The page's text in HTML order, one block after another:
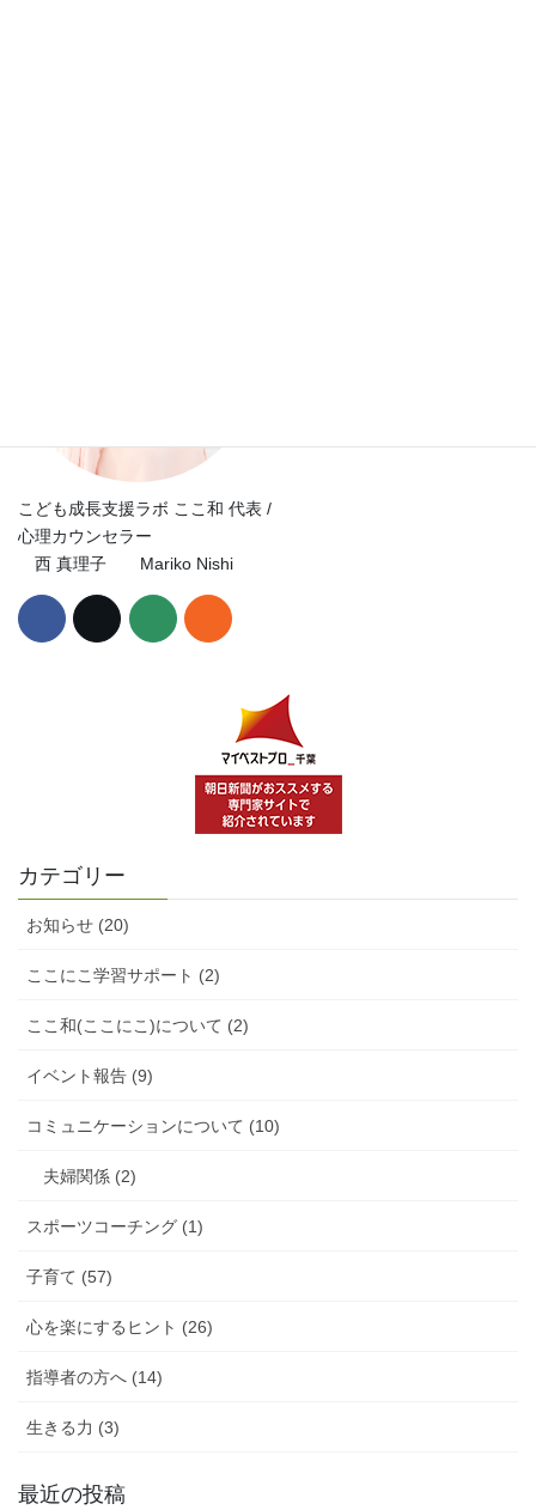
こども成長支援ラボ ここ和 代表 /
心理カウンセラー
西 真理子 Mariko Nishi
カテゴリー
お知らせ (20)
ここにこ学習サポート (2)
ここ和(ここにこ)について (2)
イベント報告 (9)
コミュニケーションについて (10)
夫婦関係 (2)
スポーツコーチング (1)
子育て (57)
心を楽にするヒント (26)
指導者の方へ (14)
生きる力 (3)
最近の投稿